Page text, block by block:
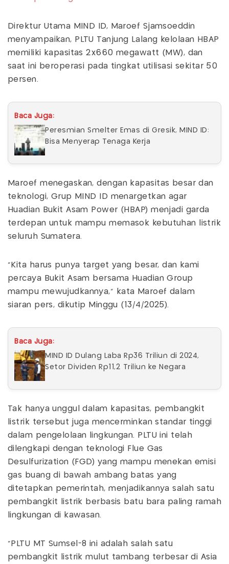
Direktur Utama MIND ID, Maroef Sjamsoeddin
menyampaikan, PLTU Tanjung Lalang kelolaan HBAP
memiliki kapasitas 2x660 megawatt (MW), dan
saat ini beroperasi pada tingkat utilisasi sekitar 50
persen.
Baca Juga:
Peresmian Smelter Emas di Gresik, MIND ID:
Bisa Menyerap Tenaga Kerja
Maroef menegaskan, dengan kapasitas besar dan
teknologi, Grup MIND ID menargetkan agar
Huadian Bukit Asam Power (HBAP) menjadi garda
terdepan untuk mampu memasok kebutuhan listrik
seluruh Sumatera.
"Kita harus punya target yang besar, dan kami
percaya Bukit Asam bersama Huadian Group
mampu mewujudkannya,” kata Maroef dalam
siaran pers, dikutip Minggu (13/4/2025).
Baca Juga:
MIND ID Dulang Laba Rp36 Triliun di 2024,
Setor Dividen Rp11,2 Triliun ke Negara
Tak hanya unggul dalam kapasitas, pembangkit
listrik tersebut juga mencerminkan standar tinggi
dalam pengelolaan lingkungan. PLTU ini telah
dilengkapi dengan teknologi Flue Gas
Desulfurization (FGD) yang mampu menekan emisi
gas buang di bawah ambang batas yang
ditetapkan pemerintah, menjadikannya salah satu
pembangkit listrik berbasis batu bara paling ramah
lingkungan di kawasan.
“PLTU MT Sumsel-8 ini adalah salah satu
pembangkit listrik mulut tambang terbesar di Asia